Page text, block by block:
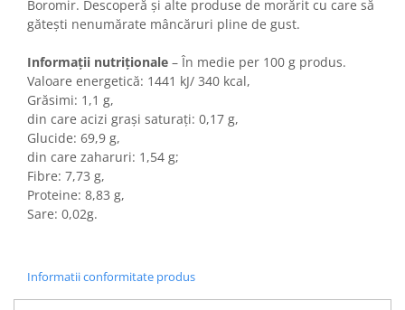
Croissant cu maia
Cornulete
Boromele
Cornulete fragede
Pasca
Pasca Fresh
Cereale
Paine
Paine ambalata
Snack-uri sărate
Boromir. Descoperă și alte produse de morărit cu care să
gătești nenumărate mâncăruri pline de gust.
Informații nutriționale – În medie per 100 g produs.
Valoare energetică: 1441 kJ/ 340 kcal,
Grăsimi: 1,1 g,
din care acizi grași saturați: 0,17 g,
Glucide: 69,9 g,
din care zaharuri: 1,54 g;
Fibre: 7,73 g,
Proteine: 8,83 g,
Sare: 0,02g.
Informatii conformitate produs